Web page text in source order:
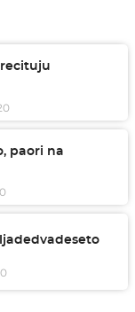
recituju
paori na